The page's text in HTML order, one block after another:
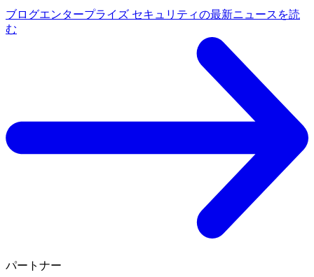
ブログエンタープライズ セキュリティの最新ニュースを読
む
パートナー